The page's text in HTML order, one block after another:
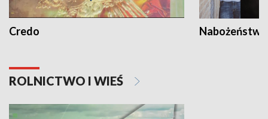
Credo
ROLNICTWO I WIEŚ